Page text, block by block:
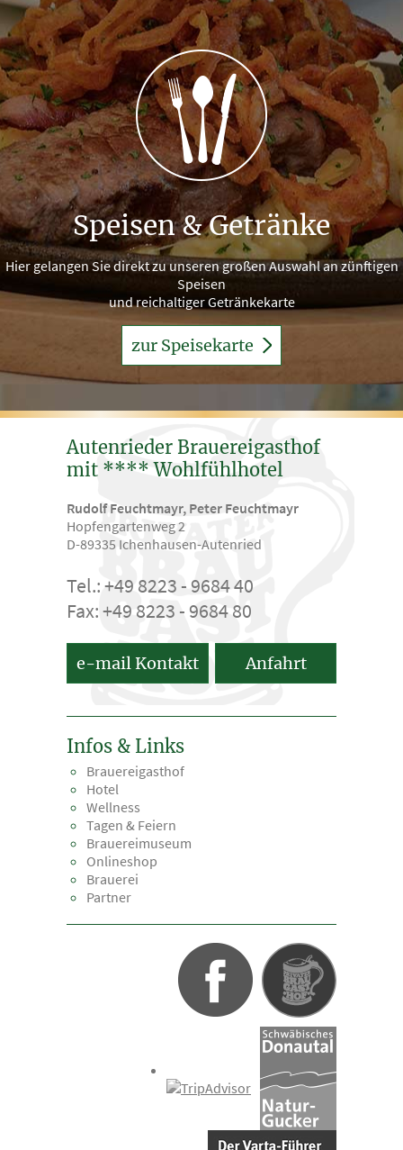
Speisen & Getränke
Hier gelangen Sie direkt zu unseren großen Auswahl an zünftigen
Speisen
und reichaltiger Getränkekarte
zur Speisekarte
Autenrieder Brauereigasthof
mit **** Wohlfühlhotel
Rudolf Feuchtmayr, Peter Feuchtmayr
Hopfengartenweg 2
D-89335 Ichenhausen-Autenried
Tel.: +49 8223 - 9684 40
Fax: +49 8223 - 9684 80
e-mail Kontakt Anfahrt
Infos & Links
Brauereigasthof
Hotel
Wellness
Tagen & Feiern
Brauereimuseum
Onlineshop
Brauerei
Partner